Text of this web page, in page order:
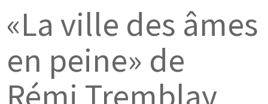
«La ville des âmes
en peine» de
Rémi Tremblay